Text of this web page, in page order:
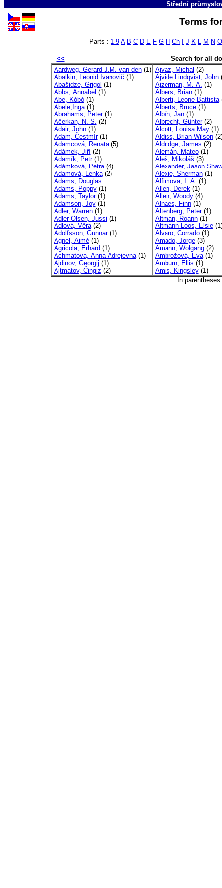
Střední
Terms
Parts : 1-9 A B C D E F G H Ch J K L M N O
<<
Search for all
Aardweg, Gerard J.M. van den(1)
Abalkin, Leonid Ivanovič (1)
Abašidze, Grigol (1)
Abbs, Annabel (1)
Abe, Kóbó(1)
Ábele,Inga(1)
Abrahams, Peter(1)
Ačerkan, N. S. (2)
Adair, John(1)
Adam, Čestmír(1)
Adamcová, Renata(5)
Adámek, Jiří(2)
Adamík, Petr(1)
Adámková, Petra(4)
Adamová, Lenka(2)
Adams, Douglas
Adams, Poppy(1)
Adams, Taylor(1)
Adamson, Joy(1)
Adler, Warren(1)
Adler-Olsen, Jussi (1)
Adlová, Věra(2)
Adolfsson, Gunnar(1)
Agnel, Aimé(1)
Agricola, Erhard (1)
Achmatova, Anna Adrejevna(1)
Ajdinov, Georgij (1)
Ajtmatov, Čingiz (2)
Ajvaz, Michal (2)
Ajvide Lindqvist, John
Ajzerman, M. A. (1)
Albers, Brian(1)
Alberti, Leone Battista
Alberts, Bruce(1)
Albín, Jan(1)
Albrecht, Günter(2)
Alcott, Louisa May(1)
Aldiss, Brian Wilson(2)
Aldridge, James (2)
Alemán, Mateo(1)
Aleš, Mikoláš (3)
Alexander, Jason
Alexie, Sherman(1)
Alfimova, I. A. (1)
Allen, Derek(1)
Allen, Woody(4)
Alnaes, Finn(1)
Altenberg, Peter(1)
Altman, Roann(1)
Altmann-Loos, Elsie(1)
Alvaro, Corrado(1)
Amado, Jorge(3)
Amann, Wolgang(2)
Ambrožová, Eva(1)
Amburn, Ellis (1)
Amis, Kingsley(1)
In